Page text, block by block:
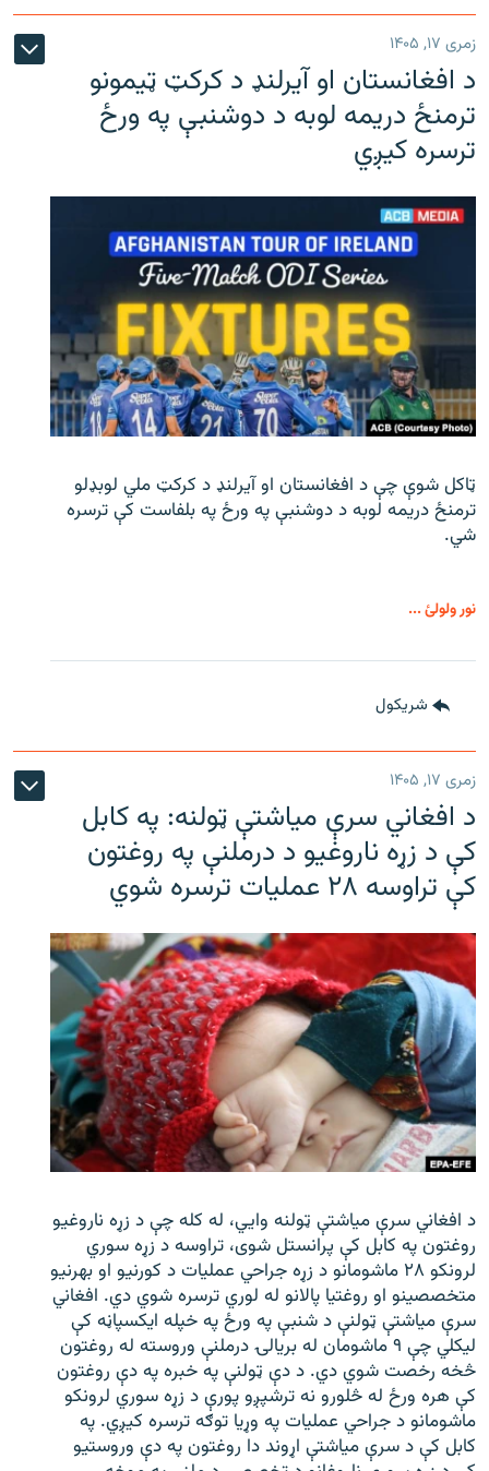
زمری ۱۷, ۱۴۰۵
د افغانستان او آیرلنډ د کرکټ ټیمونو
ترمنځ دریمه لوبه د دوشنبې په ورځ
ترسره کیږي
ټاکل شوې چې د افغانستان او آیرلنډ د کرکټ ملي لوبډلو
ترمنځ دریمه لوبه د دوشنبې په ورځ په بلفاست کې ترسره
شي.
نور ولولئ ...
شريکول
زمری ۱۷, ۱۴۰۵
د افغاني سرې میاشتې ټولنه: په کابل
کې د زړه ناروغیو د درملنې په روغتون
کې تراوسه ۲۸ عملیات ترسره شوي
د افغاني سرې میاشتې ټولنه وایي، له کله چې د زړه ناروغیو
روغتون په کابل کې پرانستل شوی، تراوسه د زړه سوري
لرونکو ۲۸ ماشومانو د زړه جراحي عملیات د کورنیو او بهرنیو
متخصصینو او روغتیا پالانو له لوري ترسره شوي دي. افغاني
سرې میاشتې ټولنې د شنبې په ورځ په خپله ایکسپاڼه کې
لیکلي چې ۹ ماشومان له بریالۍ درملنې وروسته له روغتون
څخه رخصت شوي دي. د دې ټولنې په خبره په دې روغتون
کې هره ورځ له څلورو نه ترشپږو پورې د زړه سوري لرونکو
ماشومانو د جراحي عملیات په وړیا توګه ترسره کیږي. په
کابل کې د سرې میاشتې اړوند دا روغتون په دې وروستیو